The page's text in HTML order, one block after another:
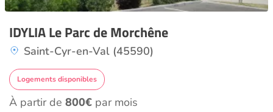
IDYLIA Le Parc de Morchêne
Saint-Cyr-en-Val (45590)
Logements disponibles
À partir de 800€ par mois